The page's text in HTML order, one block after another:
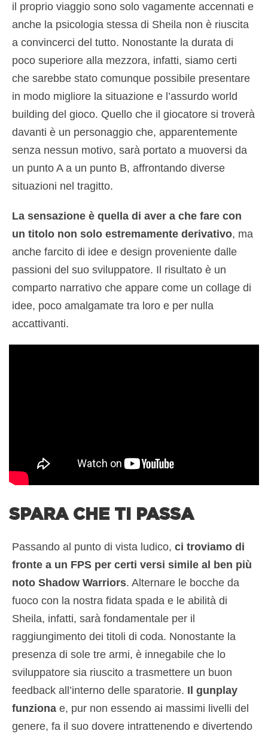
il proprio viaggio sono solo vagamente accennati e
anche la psicologia stessa di Sheila non è riuscita
a convincerci del tutto. Nonostante la durata di
poco superiore alla mezzora, infatti, siamo certi
che sarebbe stato comunque possibile presentare
in modo migliore la situazione e l’assurdo world
building del gioco. Quello che il giocatore si troverà
davanti è un personaggio che, apparentemente
senza nessun motivo, sarà portato a muoversi da
un punto A a un punto B, affrontando diverse
situazioni nel tragitto.
La sensazione è quella di aver a che fare con
un titolo non solo estremamente derivativo, ma
anche farcito di idee e design proveniente dalle
passioni del suo sviluppatore. Il risultato è un
comparto narrativo che appare come un collage di
idee, poco amalgamate tra loro e per nulla
accattivanti.
SPARA CHE TI PASSA
Passando al punto di vista ludico, ci troviamo di
fronte a un FPS per certi versi simile al ben più
noto Shadow Warriors. Alternare le bocche da
fuoco con la nostra fidata spada e le abilità di
Sheila, infatti, sarà fondamentale per il
raggiungimento dei titoli di coda. Nonostante la
presenza di sole tre armi, è innegabile che lo
sviluppatore sia riuscito a trasmettere un buon
feedback all’interno delle sparatorie. Il gunplay
funziona e, pur non essendo ai massimi livelli del
genere, fa il suo dovere intrattenendo e divertendo